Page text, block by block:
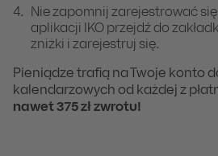
Nie zapomnij zarejestrować
aplikacji IKO przejdź do
zniżki i zarejestruj się.
Pieniądze trafią na Twoje konto
kalendarzowych od każdej z
nawet 375 zł zwrotu!